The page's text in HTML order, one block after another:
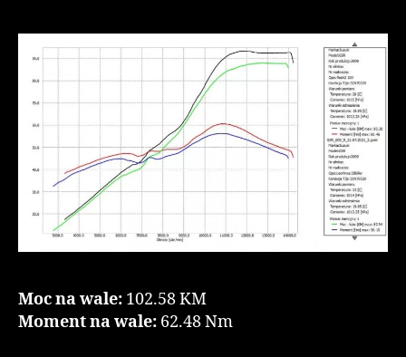
Moc na wale: 102.58 KM
Moment na wale: 62.48 Nm